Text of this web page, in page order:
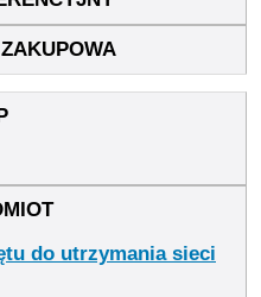
do utrzymania sieci